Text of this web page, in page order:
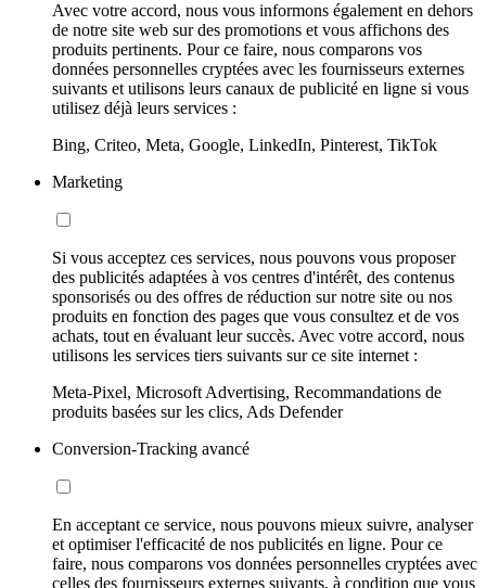
Avec votre accord, nous vous informons également en dehors
de notre site web sur des promotions et vous affichons des
produits pertinents. Pour ce faire, nous comparons vos
données personnelles cryptées avec les fournisseurs externes
suivants et utilisons leurs canaux de publicité en ligne si vous
utilisez déjà leurs services :
Bing, Criteo, Meta, Google, LinkedIn, Pinterest, TikTok
Marketing
Si vous acceptez ces services, nous pouvons vous proposer
des publicités adaptées à vos centres d'intérêt, des contenus
sponsorisés ou des offres de réduction sur notre site ou nos
produits en fonction des pages que vous consultez et de vos
achats, tout en évaluant leur succès. Avec votre accord, nous
utilisons les services tiers suivants sur ce site internet :
Meta-Pixel, Microsoft Advertising, Recommandations de
produits basées sur les clics, Ads Defender
Conversion-Tracking avancé
En acceptant ce service, nous pouvons mieux suivre, analyser
et optimiser l'efficacité de nos publicités en ligne. Pour ce
faire, nous comparons vos données personnelles cryptées avec
celles des fournisseurs externes suivants, à condition que vous